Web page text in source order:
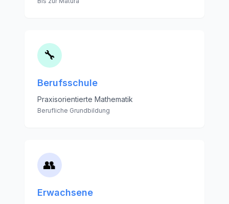
🔧
Berufsschule
Praxisorientierte Mathematik
Berufliche Grundbildung
👥
Erwachsene